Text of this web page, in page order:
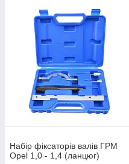
Набір фіксаторів валів ГРМ
Opel 1,0 - 1,4 (ланцюг)